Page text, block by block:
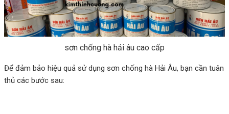
sơn chống hà hải âu cao cấp
Để đảm bảo hiệu quả sử dụng sơn chống hà Hải Âu, bạn cần tuân
thủ các bước sau: